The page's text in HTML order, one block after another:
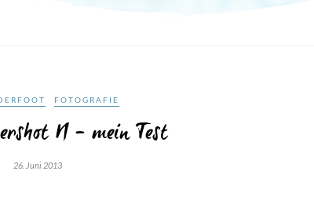
FOTOGRAFIE
N – mein Test
26. Juni 2013